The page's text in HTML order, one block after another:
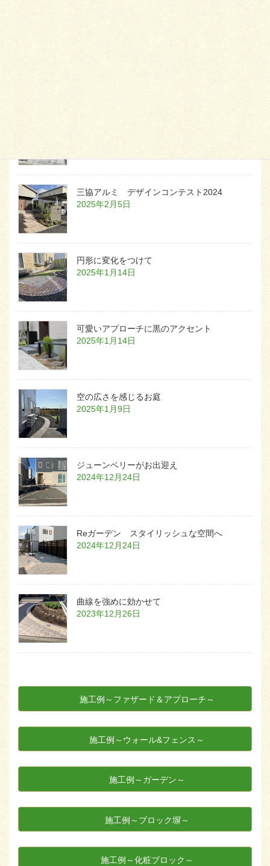
三協アルミ デザインコンテスト2024
2025年2月5日
円形に変化をつけて
2025年1月14日
可愛いアプローチに黒のアクセント
2025年1月14日
空の広さを感じるお庭
2025年1月9日
ジューンベリーがお出迎え
2024年12月24日
Reガーデン スタイリッシュな空間へ
2024年12月24日
曲線を強めに効かせて
2023年12月26日
施工例～ファザード＆アプローチ～
施工例～ウォール&フェンス～
施工例～ガーデン～
施工例～ブロック塀～
施工例～化粧ブロック～